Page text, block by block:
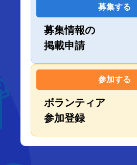
募集する
募集情報の
掲載申請
参加する
ボランティア
参加登録